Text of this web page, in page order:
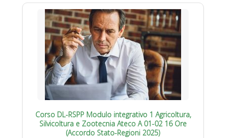
Corso DL-RSPP Modulo integrativo 1 Agricoltura,
Silvicoltura e Zootecnia Ateco A 01-02 16 Ore
(Accordo Stato-Regioni 2025)